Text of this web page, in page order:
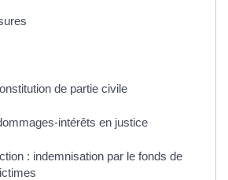
de partie civile
intérêts en justice
: indemnisation par le fonds de